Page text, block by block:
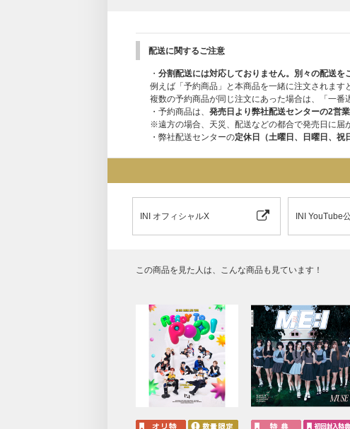
配送に関するご注意
・ 分割配送には対応しておりません。別々の配送を
例えば「予約商品」と本商品を一緒に注文されます
複数の予約商品が同じ注文にあった場合は、「一番
・予約商品は、 発売日より弊社配送センターの2営
※遠方の場合、天災、配送などの都合で発売日に届
・弊社配送センターの定休日（土曜日、日曜日、祝
INI オフィシャルX INI YouTube
この商品を見た人は、こんな商品も見ています！